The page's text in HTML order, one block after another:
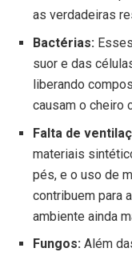
as verdadeiras
Bactérias:
suor e das
liberando
causam o cheiro
Falta de
materiais
pés, e o uso de
contribuem para
ambiente ainda
Fungos:Além